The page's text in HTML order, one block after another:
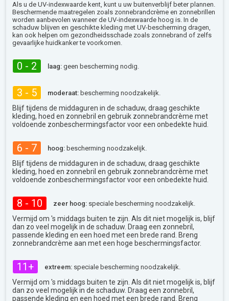
Als u de UV-indexwaarde kent, kunt u uw buitenverblijf beter plannen.
Beschermende maatregelen zoals zonnebrandcrème en zonnebrillen
worden aanbevolen wanneer de UV-indexwaarde hoog is. In de
schaduw blijven en geschikte kleding met UV-bescherming dragen,
kan ook helpen om gezondheidsschade zoals zonnebrand of zelfs
gevaarlijke huidkanker te voorkomen.
0 - 2 laag: geen bescherming nodig.
3 - 5 moderaat: bescherming noodzakelijk.
Blijf tijdens de middaguren in de schaduw, draag geschikte
kleding, hoed en zonnebril en gebruik zonnebrandcrème met
voldoende zonbeschermingsfactor voor een onbedekte huid.
6 - 7 hoog: bescherming noodzakelijk.
Blijf tijdens de middaguren in de schaduw, draag geschikte
kleding, hoed en zonnebril en gebruik zonnebrandcrème met
voldoende zonbeschermingsfactor voor een onbedekte huid.
8 - 10 zeer hoog: speciale bescherming noodzakelijk.
Vermijd om 's middags buiten te zijn. Als dit niet mogelijk is, blijf
dan zo veel mogelijk in de schaduw. Draag een zonnebril,
passende kleding en een hoed met een brede rand. Breng
zonnebrandcrème aan met een hoge beschermingsfactor.
11+ extreem: speciale bescherming noodzakelijk.
Vermijd om 's middags buiten te zijn. Als dit niet mogelijk is, blijf
dan zo veel mogelijk in de schaduw. Draag een zonnebril,
passende kleding en een hoed met een brede rand. Breng